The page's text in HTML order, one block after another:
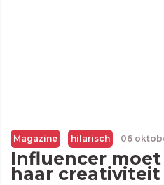
Magazine hilarisch 06
Influencer
haar